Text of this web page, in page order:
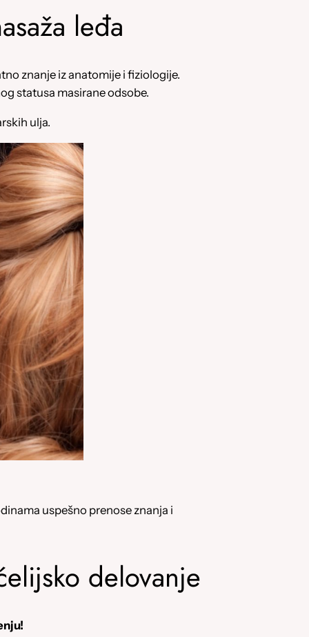
leđa
znanje iz anatomije i fiziologije.
statusa masirane odsobe.
ulja.
uspešno prenose znanja i
delovanje